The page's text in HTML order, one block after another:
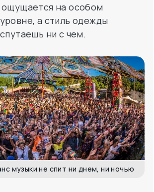
на особом
а стиль одежды
ни с чем.
музыки не спит ни днем, ни ночью